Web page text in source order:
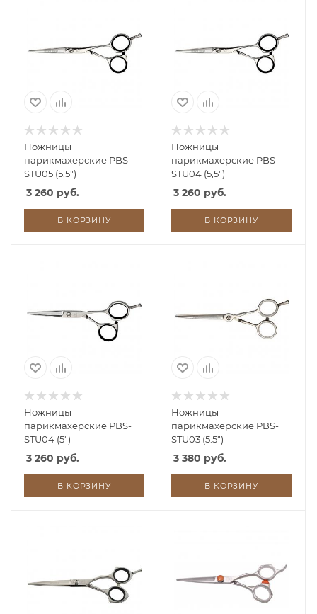
Ножницы
парикмахерские PBS-
STU05 (5.5")
3 260 руб.
В КОРЗИНУ
Ножницы
парикмахерские PBS-
STU04 (5,5")
3 260 руб.
В КОРЗИНУ
Ножницы
парикмахерские PBS-
STU04 (5")
3 260 руб.
В КОРЗИНУ
Ножницы
парикмахерские PBS-
STU03 (5.5")
3 380 руб.
В КОРЗИНУ